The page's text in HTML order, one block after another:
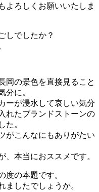
よろしくお願いいたしま
しでしたか？
岡の景色を直接見ること
分に。
ーが浸水して哀しい気分
れたブランドストーンの
た。
がこんなにもありがたい
、本当におススメです。
度の本題です。
ましたでしょうか。